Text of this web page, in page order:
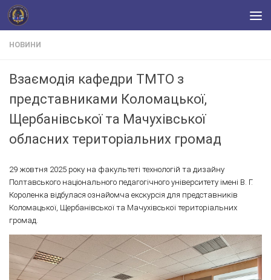
Skip to content
НОВИНИ
Взаємодія кафедри ТМТО з
представниками Коломацької,
Щербанівської та Мачухівської
обласних територіальних громад
29 жовтня 2025 року на факультеті технологій та дизайну
Полтавського національного педагогічного університету імені В. Г.
Короленка відбулася ознайомча екскурсія для представників
Коломацької, Щербанівської та Мачухівської територіальних
громад.